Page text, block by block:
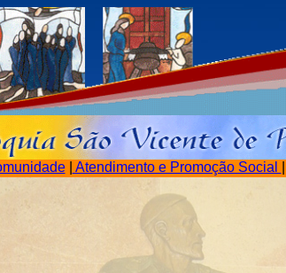
| Atendimento e Promoção Social